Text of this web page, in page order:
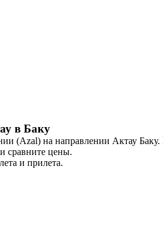
в Баку
(Azal) на направлении Актау
сравните цены.
и прилета.